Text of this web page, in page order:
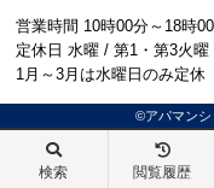
営業時間 10時00分～18時
定休日 水曜 / 第1・第3火曜
1月～3月は水曜日のみ定休
©アパマンシ
検索 閲覧履歴